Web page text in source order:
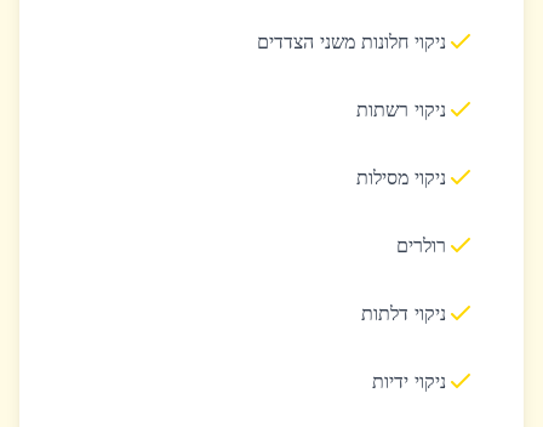
ניקוי חלונות משני הצדדים
ניקוי רשתות
ניקוי מסילות
רולרים
ניקוי דלתות
ניקוי ידיות